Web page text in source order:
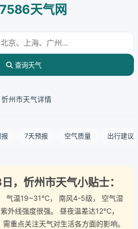
天气网
查询天气
忻州市天气详情
报 7天预报 空气质量 出行建议
，忻州市天气小贴士：
气温19~31℃， 南风4-5级， 空气湿
外线强度很强。 昼夜温差达12℃，
重点关注天气对生活各方面的影响。